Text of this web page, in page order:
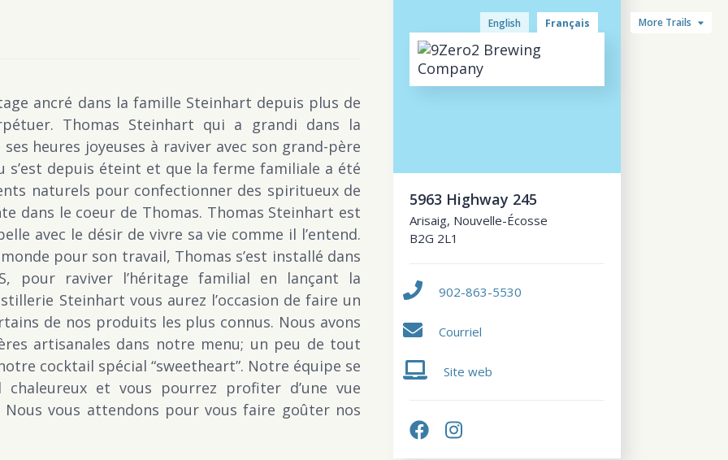
English Français More Trails
5963 Highway 245
Arisaig, Nouvelle-Écosse
B2G 2L1
902-863-5530
Courriel
Site web
ancré dans la famille Steinhart depuis plus de
Thomas Steinhart qui a grandi dans la
heures joyeuses à raviver avec son grand-père
s’est depuis éteint et que la ferme familiale a été
naturels pour confectionner des spiritueux de
dans le coeur de Thomas. Thomas Steinhart est
avec le désir de vivre sa vie comme il l’entend.
pour son travail, Thomas s’est installé dans
pour raviver l’héritage familial en lançant la
Steinhart vous aurez l’occasion de faire un
de nos produits les plus connus. Nous avons
artisanales dans notre menu; un peu de tout
cocktail spécial “sweetheart”. Notre équipe se
et vous pourrez profiter d’une vue
vous attendons pour vous faire goûter nos